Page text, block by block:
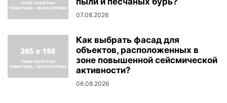
07.08.2026
Как выбрать фасад для
объектов, расположенных в
зоне повышенной сейсмической
активности?
06.08.2026